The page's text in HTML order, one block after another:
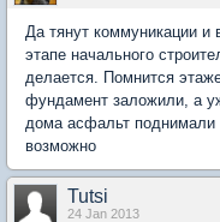
Да тянут коммуникации и
этапе начального
делается. Помнится
фундамент заложили, а
дома асфальт поднимали
возможно
Tutsi
24 Jan 2013